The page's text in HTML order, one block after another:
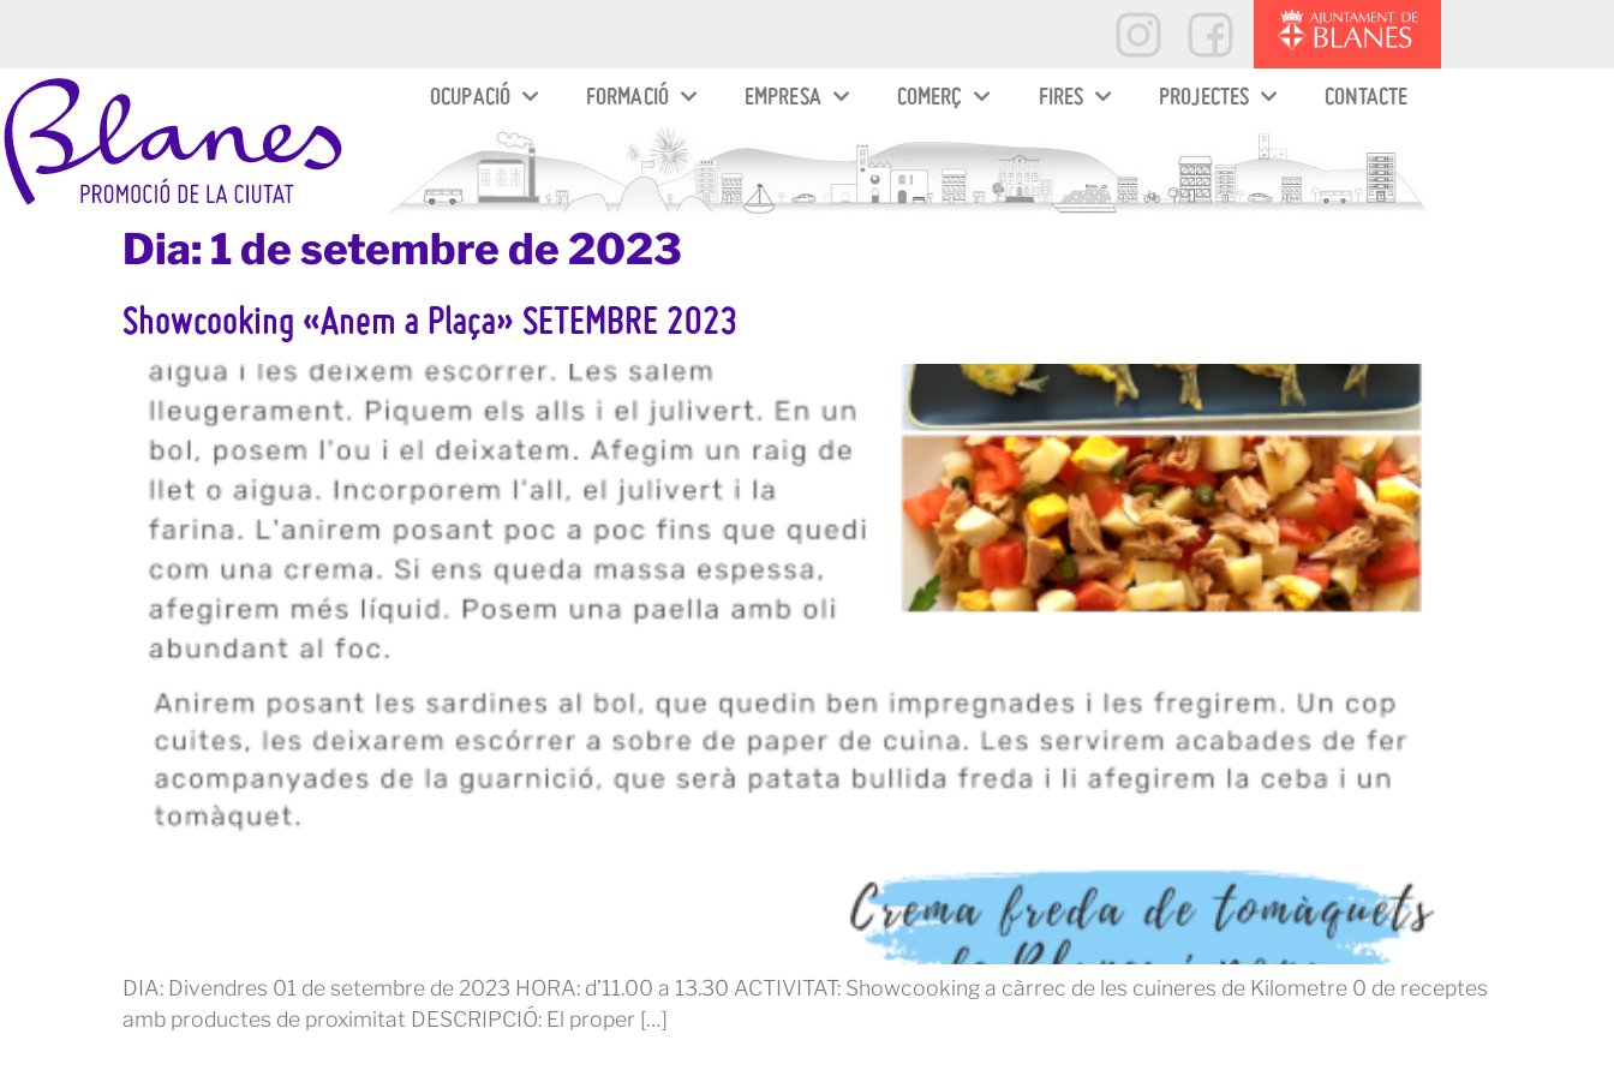
OCUPACIÓ FORMACIÓ EMPRESA COMERÇ FIRES PROJECTES CONTACTE
Dia: 1 de setembre de 2023
Showcooking «Anem a Plaça» SETEMBRE 2023
DIA: Divendres 01 de setembre de 2023 HORA: d’11.00 a 13.30 ACTIVITAT: Showcooking a càrrec de les cuineres de Kilometre 0 de receptes
amb productes de proximitat DESCRIPCIÓ: El proper […]